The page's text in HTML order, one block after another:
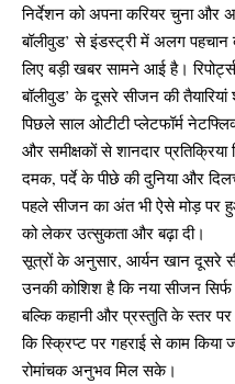
निर्देशन को अपना करियर चुना और
बॉलीवुड’ से इंडस्ट्री में अलग
लिए बड़ी खबर सामने आई है।
बॉलीवुड’ के दूसरे सीजन की
पिछले साल ओटीटी प्लेटफॉर्म
और समीक्षकों से शानदार
दमक, पर्दे के पीछे की दुनिया और
पहले सीजन का अंत भी ऐसे मोड़ पर
को लेकर उत्सुकता और बढ़ा दी।
सूत्रों के अनुसार, आर्यन खान दूसरे
उनकी कोशिश है कि नया सीजन
बल्कि कहानी और प्रस्तुति के स्तर
कि स्क्रिप्ट पर गहराई से काम
रोमांचक अनुभव मिल सके।